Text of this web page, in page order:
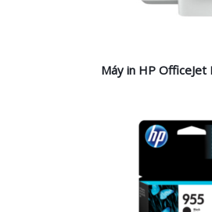
Máy in HP